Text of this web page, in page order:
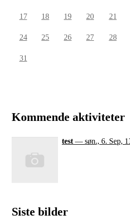
17 18 19 20 21
24 25 26 27 28
31
Kommende aktiviteter
test— søn., 6. Sep,
Siste bilder